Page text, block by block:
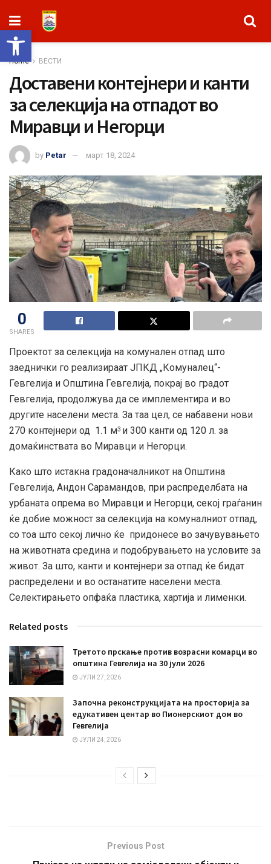
Open toolbar
Home ВЕСТИ
Доставени контејнери и канти
за селекција на отпадот во
Миравци и Негорци
by Petar март 18, 2024
0
SHARES
Проектот за селекција на комунален отпад што
заеднички го реализираат ЈПКД „Комуналец“-
Гевгелија и Општина Гевгелија, покрај во градот
Гевгелија, продолжува да се имплементира и во
другите населени места. За таа цел, се набавени нови
270 контејнери од 1.1 м3 и 300 канти од 120 л. за
домаќинствата во Миравци и Негорци.
Како што истакна градоначалникот на Општина
Гевгелија, Андон Сарамандов, при распределбата на
урбаната опрема во Миравци и Негорци, секој граѓанин
ќе добие можност за селекција на комуналниот отпад,
со тоа што секој лично ќе придонесе во зачувувањето
на животната средина и подобрувањето на условите за
живот. За што, канти и контејнери за отпад ќе бидат
распределени и во останатите населени места.
Селектирањето опфаќа пластика, хартија и лименки.
Related posts
Третото прскање против возрасни комарци во
општина Гевгелија на 30 јули 2026
ЈУЛИ 27, 2026
Започна реконструкцијата на просторија за
едукативен центар во Пионерскиот дом во
Гевгелија
ЈУЛИ 24, 2026
Previous Post